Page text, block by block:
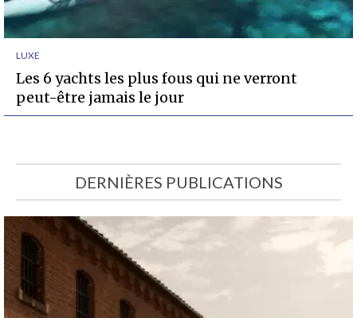
LUXE
Les 6 yachts les plus fous qui ne verront
peut-être jamais le jour
DERNIÈRES PUBLICATIONS